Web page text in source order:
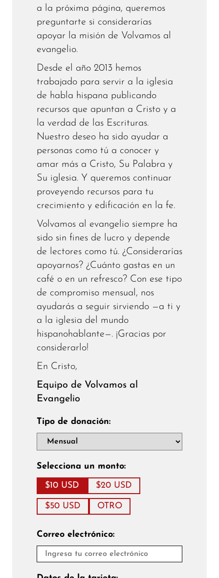
a la próxima página, queremos
preguntarte si considerarías
apoyar la misión de Volvamos al
evangelio.
Desde el año 2013 hemos
trabajado para servir a la iglesia
de habla hispana publicando
recursos que apuntan a Cristo y a
la verdad de las Escrituras.
Nuestro deseo ha sido ayudar a
personas como tú a conocer y
amar más a Cristo, Su Palabra y
Su iglesia. Y queremos continuar
proveyendo recursos para tu
crecimiento y edificación en la fe.
Volvamos al evangelio siempre ha
sido sin fines de lucro y depende
de lectores como tú. ¿Considerarías
apoyarnos? ¿Cuánto gastas en un
café o en un refresco? Con ese tipo
de compromiso mensual, nos
ayudarás a seguir sirviendo —a ti y
a la iglesia del mundo
hispanohablante—. ¡Gracias por
considerarlo!
En Cristo,
Equipo de Volvamos al
Evangelio
Tipo de donación:
Selecciona un monto:
$10 USD $20 USD
$50 USD OTRO
Correo electrónico: